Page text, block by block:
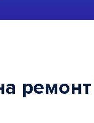
ремонт